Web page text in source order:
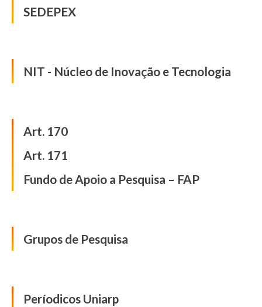
SEDEPEX
NIT - Núcleo de Inovação e Tecnologia
Art. 170
Art. 171
Fundo de Apoio a Pesquisa – FAP
Grupos de Pesquisa
Períodicos Uniarp